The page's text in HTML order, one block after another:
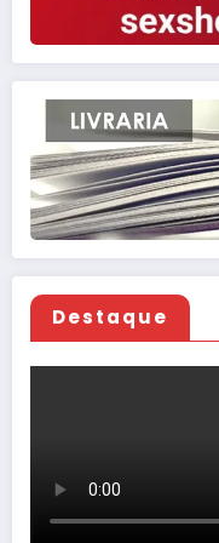
Destaque